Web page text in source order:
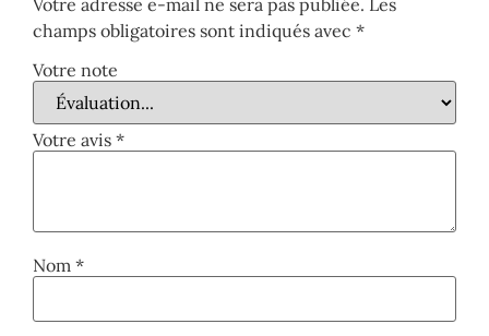
Votre adresse e-mail ne sera pas publiée. Les
champs obligatoires sont indiqués avec *
Votre note
Votre avis *
Nom *